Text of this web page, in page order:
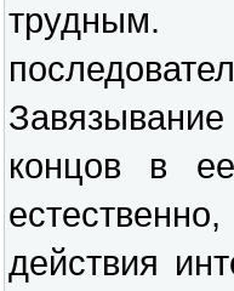
трудным.
концов в
действия